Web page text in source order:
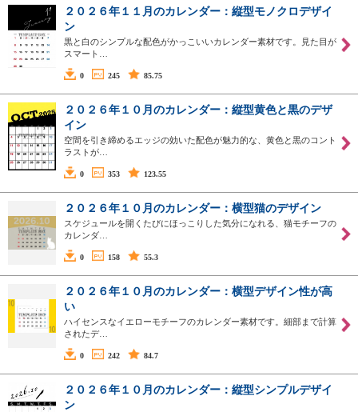
２０２６年１１月のカレンダー：縦型モノクロデザイ
ン
黒と白のシンプルな配色がかっこいいカレンダー素材です。見た目が
スマート…
0 245 85.75
２０２６年１０月のカレンダー：縦型黄色と黒のデザ
イン
空間を引き締めるエッジの効いた配色が魅力的な、黄色と黒のコント
ラストが…
0 353 123.55
２０２６年１０月のカレンダー：横型猫のデザイン
スケジュールを開くたびにほっこりした気分になれる、猫モチーフの
カレンダ…
0 158 55.3
２０２６年１０月のカレンダー：横型デザイン性が高
い
ハイセンスなイエローモチーフのカレンダー素材です。細部まで計算
されたデ…
0 242 84.7
２０２６年１０月のカレンダー：縦型シンプルデザイ
ン